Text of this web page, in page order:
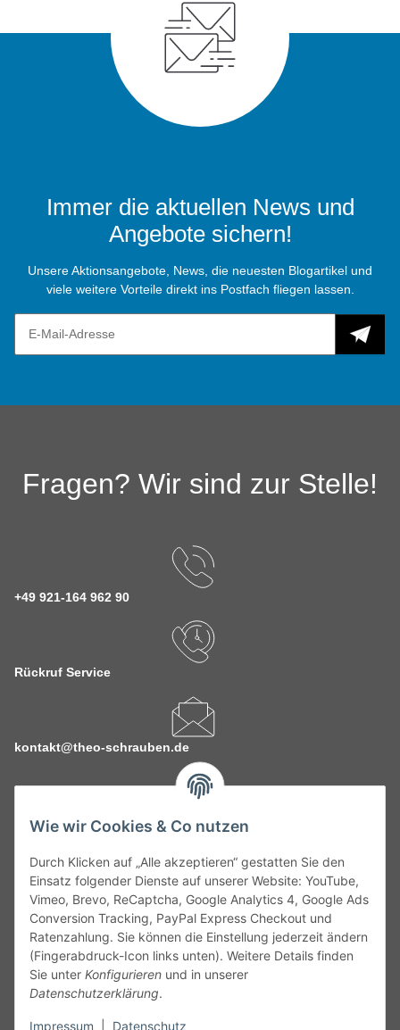
Wie wir Cookies & Co nutzen
Durch Klicken auf „Alle akzeptieren“ gestatten Sie den
Einsatz folgender Dienste auf unserer Website: YouTube,
Vimeo, Brevo, ReCaptcha, Google Analytics 4, Google Ads
Conversion Tracking, PayPal Express Checkout und
Ratenzahlung. Sie können die Einstellung jederzeit ändern
(Fingerabdruck-Icon links unten). Weitere Details finden
Sie unter Konfigurieren und in unserer
Datenschutzerklärung.
Impressum Datenschutz
Immer die aktuellen News und
Angebote sichern!
Unsere Aktionsangebote, News, die neuesten Blogartikel und
viele weitere Vorteile direkt ins Postfach fliegen lassen.
Fragen? Wir sind zur Stelle!
+49 921-164 962 90
Rückruf Service
kontakt@theo-schrauben.de
Service
Gesetzliche Informationen
Alle technischen Angaben ohne Gewähr. Irrtümer und fehlerhafte
Angaben vorbehalten. Wenn Sie Datenblätter oder spezielle
unseren Kundenservice. Abbildungen der Artikel können